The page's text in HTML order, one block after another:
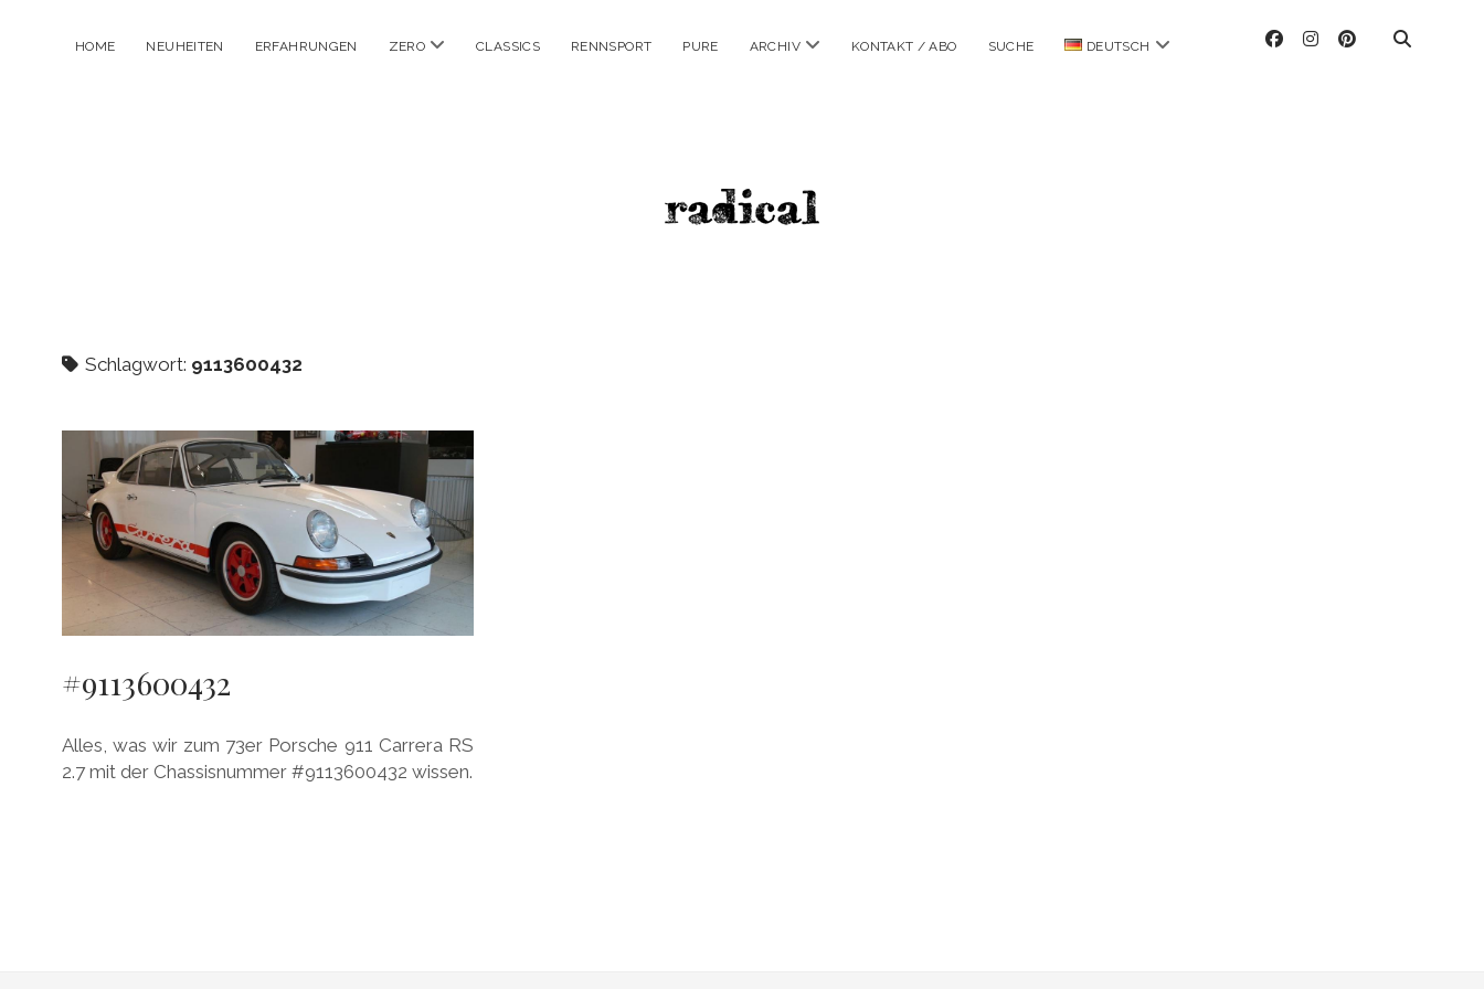
HOME NEUHEITEN ERFAHRUNGEN ZERO Menü
CLASSICS RENNSPORT PURE ARCHIV Menü
KONTAKT / ABO SUCHE DEUTSCH Menü
facebookinstagram
pinterest
radicalmag
Schlagwort: 9113600432
#9113600432
Alles, was wir zum 73er Porsche 911 Carrera RS
2.7 mit der Chassisnummer #9113600432 wissen.